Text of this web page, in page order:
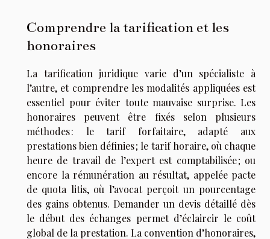
Comprendre la tarification et les
honoraires
La tarification juridique varie d’un spécialiste à
l’autre, et comprendre les modalités appliquées est
essentiel pour éviter toute mauvaise surprise. Les
honoraires peuvent être fixés selon plusieurs
méthodes : le tarif forfaitaire, adapté aux
prestations bien définies ; le tarif horaire, où chaque
heure de travail de l’expert est comptabilisée ; ou
encore la rémunération au résultat, appelée pacte
de quota litis, où l’avocat perçoit un pourcentage
des gains obtenus. Demander un devis détaillé dès
le début des échanges permet d’éclaircir le coût
global de la prestation. La convention d’honoraires,